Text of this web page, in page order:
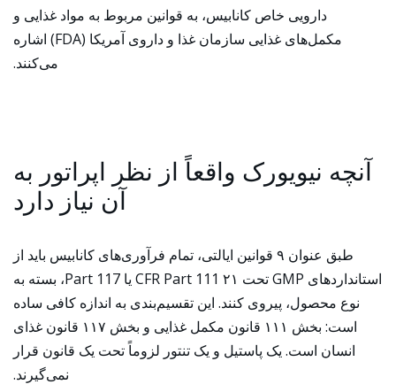
دارویی خاص کانابیس، به قوانین مربوط به مواد غذایی و
مکمل‌های غذایی سازمان غذا و داروی آمریکا (FDA) اشاره
می‌کنند.
آنچه نیویورک واقعاً از نظر اپراتور به
آن نیاز دارد
طبق عنوان ۹ قوانین ایالتی، تمام فرآوری‌های کانابیس باید از
استانداردهای GMP تحت ۲۱ CFR Part 111 یا Part 117، بسته به
نوع محصول، پیروی کنند. این تقسیم‌بندی به اندازه کافی ساده
است: بخش ۱۱۱ قانون مکمل غذایی و بخش ۱۱۷ قانون غذای
انسان است. یک پاستیل و یک تنتور لزوماً تحت یک قانون قرار
نمی‌گیرند.